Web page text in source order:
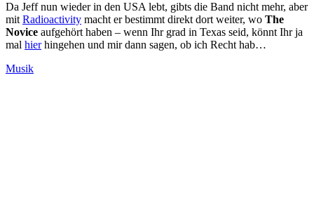
Da Jeff nun wieder in den USA lebt, gibts die Band nicht mehr, aber
mit Radioactivity macht er bestimmt direkt dort weiter, wo The
Novice aufgehört haben – wenn Ihr grad in Texas seid, könnt Ihr ja
mal hierhingehen und mir dann sagen, ob ich Recht hab…
Kategorien
Musik